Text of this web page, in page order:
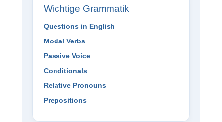
Wichtige Grammatik
Questions in English
Modal Verbs
Passive Voice
Conditionals
Relative Pronouns
Prepositions